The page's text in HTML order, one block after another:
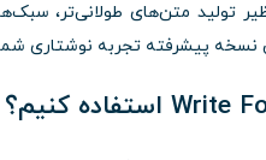
تولید متن‌های طولانی‌تر،
نسخه پیشرفته تجربه نوشتاری